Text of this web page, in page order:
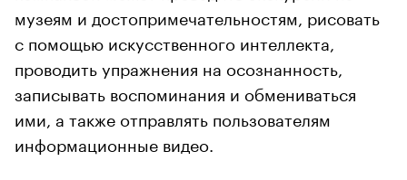
музеям и достопримечательностям, рисовать
с помощью искусственного интеллекта,
проводить упражнения на осознанность,
записывать воспоминания и обмениваться
ими, а также отправлять пользователям
информационные видео.